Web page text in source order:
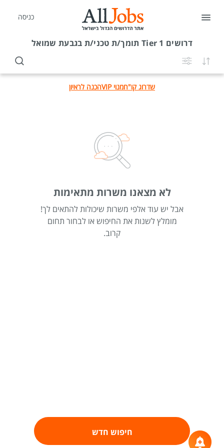
כניסה
דרושים Tier 1 תומך/ת טכני/ת בגבעת שמואל
שדרוג קו"חמנוי VIP הכנה לראיון
לא מצאנו משרות מתאימות
אבל יש עוד אלפי משרות שיכולות להתאים לך!
מומלץ לשנות את החיפוש או לבחור תחום
קרוב.
חיפוש חדש